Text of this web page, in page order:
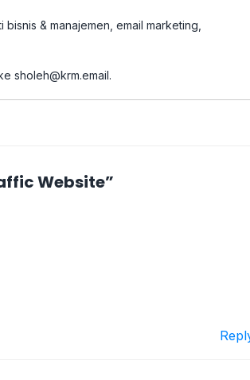
& manajemen, email marketing,
sholeh@krm.email.
Website”